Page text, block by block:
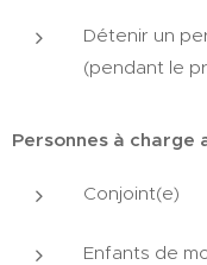
Détenir un
(pendant le
Personnes à charge
Conjoint(e)
Enfants de